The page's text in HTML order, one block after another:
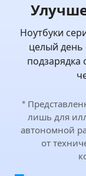
Ноутбуки
целый день
подзарядка
*
лишь для
автономной
от